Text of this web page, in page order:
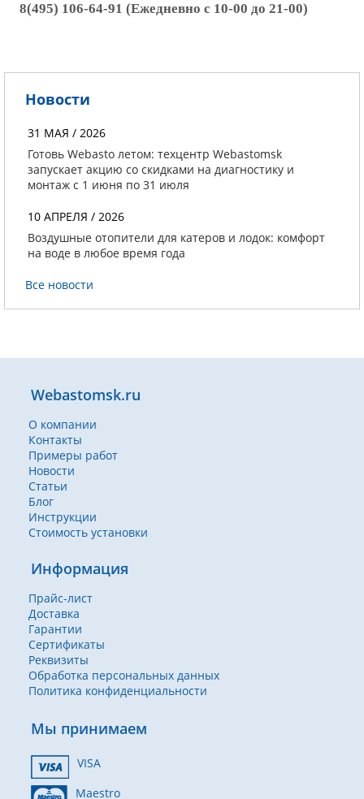
8(495) 106-64-91 (Ежедневно с 10-00 до 21-00)
Новости
31 МАЯ / 2026
Готовь Webasto летом: техцентр Webastomsk
запускает акцию со скидками на диагностику и
монтаж с 1 июня по 31 июля
10 АПРЕЛЯ / 2026
Воздушные отопители для катеров и лодок: комфорт
на воде в любое время года
Все новости
Webastomsk.ru
О компании
Контакты
Примеры работ
Новости
Статьи
Блог
Инструкции
Стоимость установки
Информация
Прайс-лист
Доставка
Гарантии
Сертификаты
Реквизиты
Обработка персональных данных
Политика конфиденциальности
Мы принимаем
VISA
Maestro